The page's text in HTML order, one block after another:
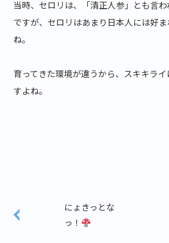
当時、セロリは、「清正人参」とも言わ
ですが、セロリはあまり日本人には好
ね。
育ってきた環境が違うから、スキキラ
すよね。
にょきっとな
っ！